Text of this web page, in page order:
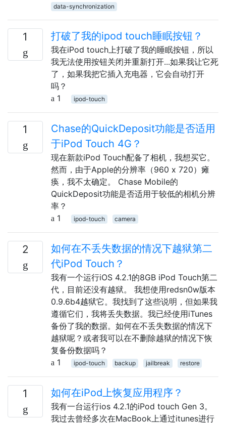
data-synchronization
1 打破了我的ipod touch睡眠按钮？
我在iPod touch上打破了我的睡眠按钮，所以
我无法使用按钮关闭并重新打开...如果我让它死
了，如果我把它插入充电器，它会自动打开
吗？
1
ipod-touch
1
Chase的QuickDeposit功能是否适用
于iPod Touch 4G？
现在新款iPod Touch配备了相机，我想买它。
然而，由于Apple的分辨率（960 x 720）瘫
痪，我不太确定。 Chase Mobile的
QuickDeposit功能是否适用于较低的相机分辨
率？
1
ipod-touch camera
2
如何在不丢失数据的情况下越狱第二
代iPod Touch？
我有一个运行iOS 4.2.1的8GB iPod Touch第二
代，目前还没有越狱。 我想使用redsn0w版本
0.9.6b4越狱它。我找到了这些说明，但如果我
遵循它们，我将丢失数据。我已经使用iTunes
备份了我的数据。如何在不丢失数据的情况下
越狱呢？或者我可以在不删除越狱的情况下恢
复备份数据吗？
1
ipod-touch backup jailbreak restore
1 如何在iPod上恢复应用程序？
我有一台运行ios 4.2.1的iPod touch Gen 3。
我过去曾经多次在MacBook上通过itunes进行